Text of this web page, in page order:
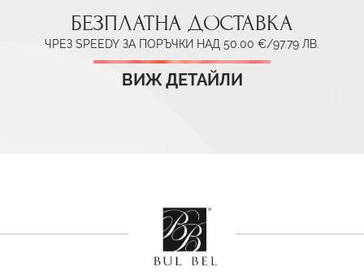
БЕЗПЛАТНА ДОСТАВКА
ЧРЕЗ SPEEDY ЗА ПОРЪЧКИ НАД 50.00 €/97.79 ЛВ.
ВИЖ ДЕТАЙЛИ